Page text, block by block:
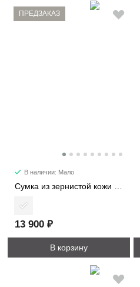
ПРЕДЗАКАЗ
В наличии: Мало
13 900 ₽
В корзину